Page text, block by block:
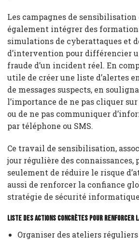
Les campagnes de
également intégrer des
simulations de cyberattaques et
d’intervention pour différencier
fraude d’un incident réel. En
utile de créer une liste d’alertes
de messages suspects, en
l’importance de ne pas cliquer
ou de ne pas communiquer
par téléphone ou SMS.
Ce travail de sensibilisation,
jour régulière des connaissances,
seulement de réduire le risque
aussi de renforcer la confiance
stratégie de sécurité
Liste des actions concrètes pour renforcer
Organiser des ateliers